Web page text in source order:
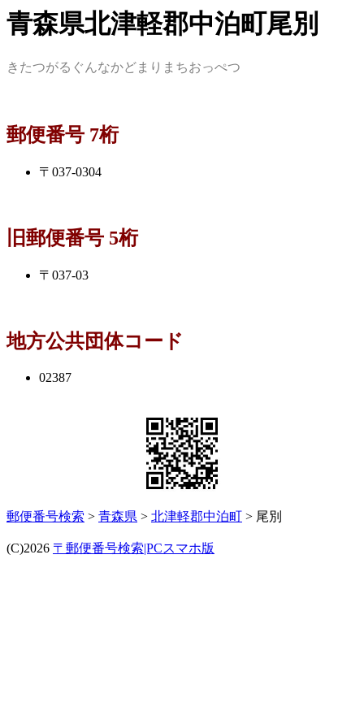
青森県北津軽郡中泊町尾別
きたつがるぐんなかどまりまちおっぺつ
郵便番号 7桁
〒037-0304
旧郵便番号 5桁
〒037-03
地方公共団体コード
02387
郵便番号検索 > 青森県 > 北津軽郡中泊町 > 尾別
(C)2026 〒郵便番号検索|PCスマホ版